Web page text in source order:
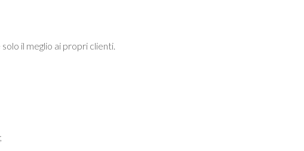
il meglio ai propri clienti.